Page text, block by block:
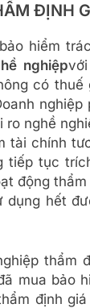
ĐỊNH
hiểm
nghiệp
có
nghiệp
ro nghề
tài chính
tiếp tục
động
dụng hết
thẩm
mua bảo
định